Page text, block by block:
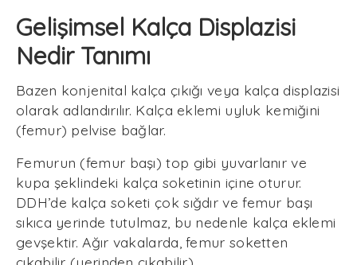
Gelişimsel Kalça Displazisi
Nedir Tanımı
Bazen konjenital kalça çıkığı veya kalça displazisi
olarak adlandırılır. Kalça eklemi uyluk kemiğini
(femur) pelvise bağlar.
Femurun (femur başı) top gibi yuvarlanır ve
kupa şeklindeki kalça soketinin içine oturur.
DDH’de kalça soketi çok sığdır ve femur başı
sıkıca yerinde tutulmaz, bu nedenle kalça eklemi
gevşektir. Ağır vakalarda, femur soketten